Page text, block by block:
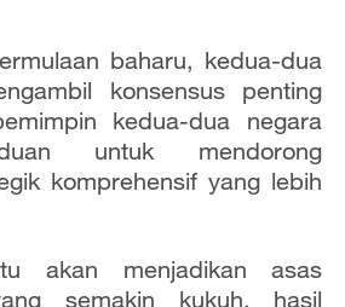
baharu, kedua-dua
konsensus penting
kedua-dua negara
untuk mendorong
komprehensif yang lebih
akan menjadikan asas
semakin kukuh, hasil